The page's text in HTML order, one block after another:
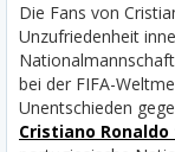
Die Fans von
Unzufriedenheit
bei der FIFA-
Unentschieden
Cristiano